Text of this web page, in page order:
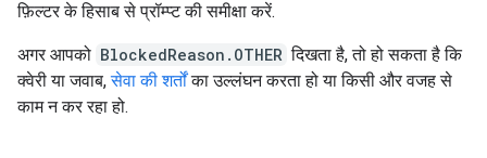
फ़िल्टर के हिसाब से प्रॉम्प्ट की समीक्षा करें.
अगर आपको BlockedReason.OTHER दिखता है, तो हो सकता है कि
क्वेरी या जवाब,सेवा की शर्तोंका उल्लंघन करता हो या किसी और वजह से
काम न कर रहा हो.